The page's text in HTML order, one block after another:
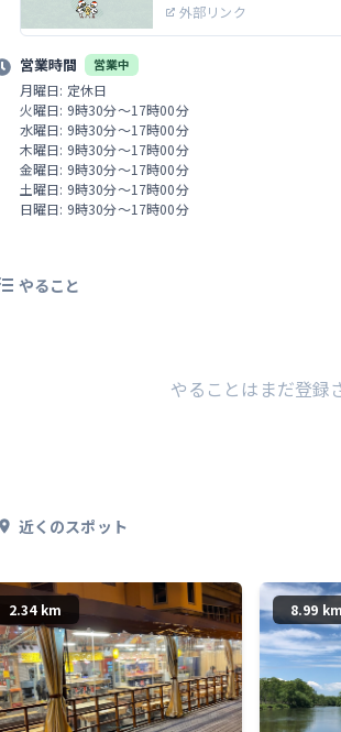
外部リンク
営業時間 営業中
月曜日: 定休日
火曜日: 9時30分～17時00分
水曜日: 9時30分～17時00分
木曜日: 9時30分～17時00分
金曜日: 9時30分～17時00分
土曜日: 9時30分～17時00分
日曜日: 9時30分～17時00分
やること
やることはまだ登録
近くのスポット
2.34 km 8.99 km